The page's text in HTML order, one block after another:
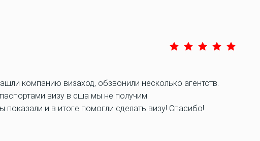
компанию визаход, обзвонили несколько агентств.
визу в сша мы не получим.
и в итоге помогли сделать визу! Спасибо!